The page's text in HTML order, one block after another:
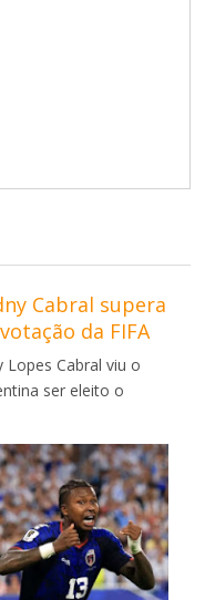
Cabral supera
da FIFA
Lopes Cabral viu o
ser eleito o